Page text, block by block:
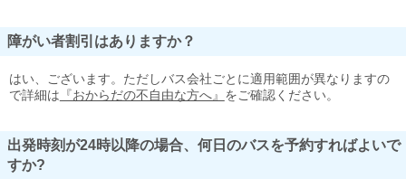
障がい者割引はありますか？
はい、ございます。ただしバス会社ごとに適用範囲が異なりますの
で詳細は 『おからだの不自由な方へ』 をご確認ください。
出発時刻が24時以降の場合、何日のバスを予約すればよいで
すか?